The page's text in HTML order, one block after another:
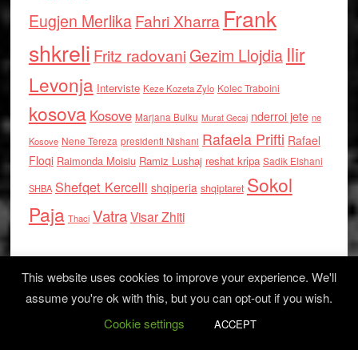
Eugjen MerlikaFahri Xharra Frank
shkreli Fritz radovaniGezim Llojdia Ilir
Levonja Interviste Keze Kozeta Zylo Kolec Traboini
kosova Kosove Marjana Bulku Murat Gecaj nderroi jete ne
Kosove Nene Tereza presidenti Nishani Rafaela Prifti Rafael
Floqi Raimonda Moisiu Ramiz Lushaj reshat kripa Sadik Elshani
SHBA Shefqet Kercelli shqiperia shqiptaret Sokol
Paja Thaci VatraVisar Zhiti
Log in
This website uses cookies to improve your experience. We'll
assume you're ok with this, but you can opt-out if you wish.
Cookie settings
ACCEPT